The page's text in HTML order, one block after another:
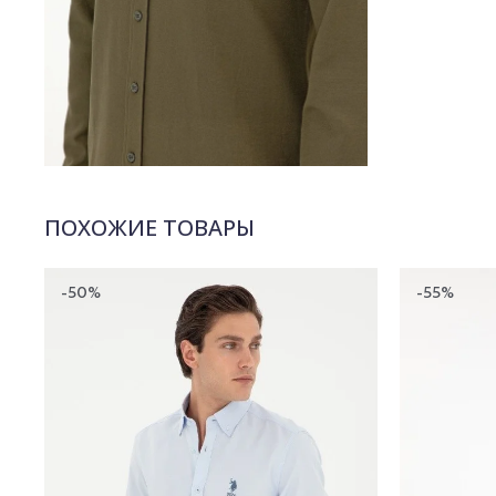
ПОХОЖИЕ ТОВАРЫ
-50% -55%